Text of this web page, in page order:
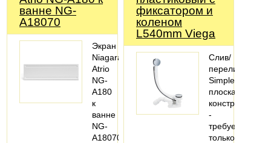
ванне NG-
A18070
Экран
Niagara
Atrio
NG-
A180
к
ванне
NG-
A18070
фиксатором и
коленом
L540mm Viega
Слив/
перелив
Simplex
плоская
конструкция
-
требуется
только